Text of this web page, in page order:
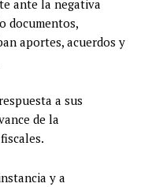
ante la negativa
documentos,
aportes, acuerdos y
a sus
de la
y a